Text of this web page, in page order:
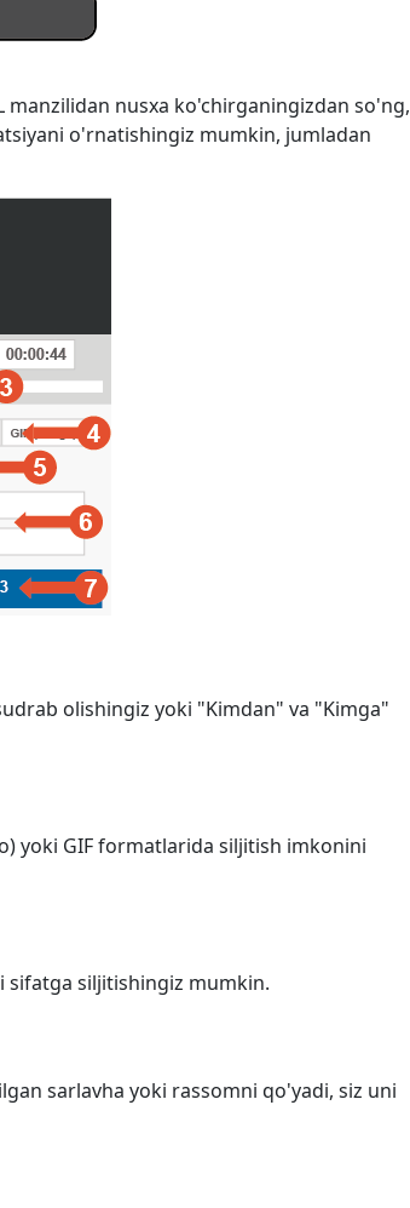
nusxa ko'chirganingizdan so'ng,
o'rnatishingiz mumkin, jumladan
olishingiz yoki "Kimdan" va "Kimga"
yoki GIF formatlarida siljitish imkonini
sifatga siljitishingiz mumkin.
sarlavha yoki rassomni qo'yadi, siz uni